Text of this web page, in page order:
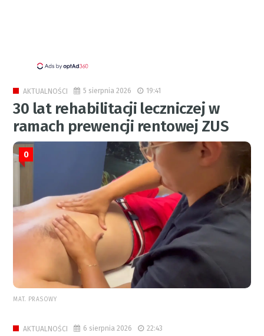
AKTUALNOŚCI 5 sierpnia 2026 19:41
30 lat rehabilitacji leczniczej w
ramach prewencji rentowej ZUS
0
MAT. PRASOWY
AKTUALNOŚCI 6 sierpnia 2026 22:43